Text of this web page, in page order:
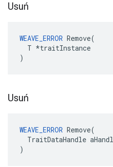
Usuń
WEAVE_ERROR Remove(
  T *traitInstance
)
Usuń
WEAVE_ERROR Remove(
TraitDataHandle
)